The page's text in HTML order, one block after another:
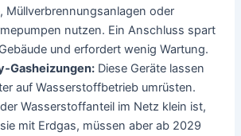
Müllverbrennungsanlagen oder
nutzen. Ein Anschluss spart
und erfordert wenig Wartung.
Diese Geräte lassen
auf Wasserstoffbetrieb umrüsten.
Wasserstoffanteil im Netz klein ist,
mit Erdgas, müssen aber ab 2029